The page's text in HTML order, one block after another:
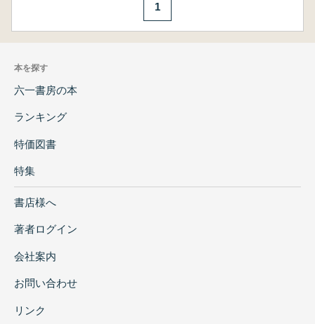
1
本を探す
六一書房の本
ランキング
特価図書
特集
書店様へ
著者ログイン
会社案内
お問い合わせ
リンク